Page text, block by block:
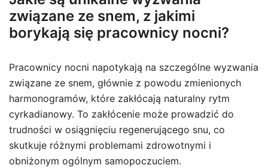
związane ze snem, z jakimi
borykają się pracownicy nocni?
Pracownicy nocni napotykają na szczególne wyzwania
związane ze snem, głównie z powodu zmienionych
harmonogramów, które zakłócają naturalny rytm
cyrkadianowy. To zakłócenie może prowadzić do
trudności w osiągnięciu regenerującego snu, co
skutkuje różnymi problemami zdrowotnymi i
obniżonym ogólnym samopoczuciem.